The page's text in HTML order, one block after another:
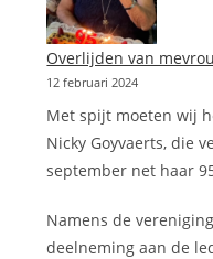
Overlijden van
12 februari 2024
Met spijt moeten wij
Nicky Goyvaerts, die
september net haar
Namens de
deelneming aan de